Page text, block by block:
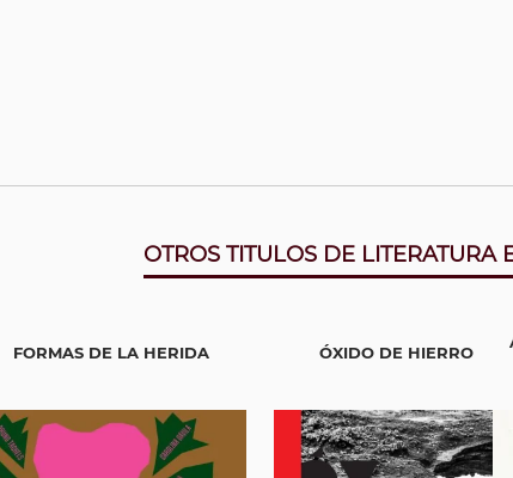
OTROS TITULOS DE LITERATURA
FORMAS DE LA HERIDA ÓXIDO DE HIERRO